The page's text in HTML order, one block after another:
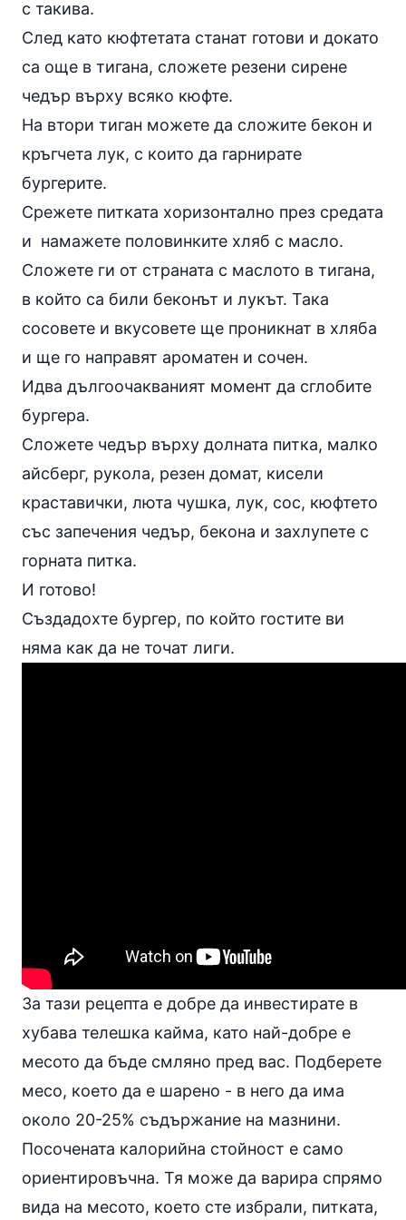
с такива.
След като кюфтетата станат готови и докато
са още в тигана, сложете резени сирене
чедър върху всяко кюфте.
На втори тиган можете да сложите бекон и
кръгчета лук, с които да гарнирате
бургерите.
Срежете питката хоризонтално през средата
и намажете половинките хляб с масло.
Сложете ги от страната с маслото в тигана,
в който са били беконът и лукът. Така
сосовете и вкусовете ще проникнат в хляба
и ще го направят ароматен и сочен.
Идва дългоочакваният момент да сглобите
бургера.
Сложете чедър върху долната питка, малко
айсберг, рукола, резен домат, кисели
краставички, люта чушка, лук, сос, кюфтето
със запечения чедър, бекона и захлупете с
горната питка.
И готово!
Създадохте бургер, по който гостите ви
няма как да не точат лиги.
За тази рецепта е добре да инвестирате в
хубава телешка кайма, като най-добре е
месото да бъде смляно пред вас. Подберете
месо, което да е шарено - в него да има
около 20-25% съдържание на мазнини.
Посочената калорийна стойност е само
ориентировъчна. Тя може да варира спрямо
вида на месото, което сте избрали, питката,